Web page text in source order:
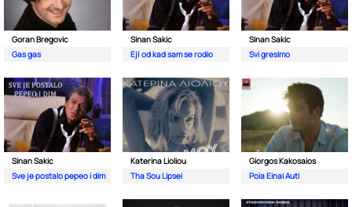
Goran Bregovic
Gas gas
Sinan Sakic
Ej| od kad sam se rodio
Sinan Sakic
Svi gresimo
Sinan Sakic
Sve je postalo pepeo i dim
Katerina Lioliou
Tha Sou Lipsei
Giorgos Kakosaios
Poia Einai Auti